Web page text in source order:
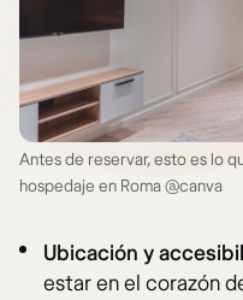
Antes de reservar, esto es lo
hospedaje en Roma @canva
Ubicación y
estar en el corazón